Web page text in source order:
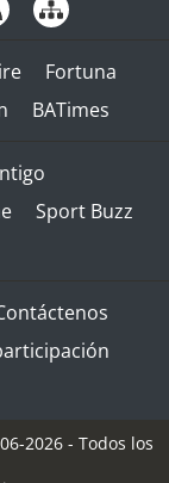
Fortuna
BATimes
Sport Buzz
2026 - Todos los